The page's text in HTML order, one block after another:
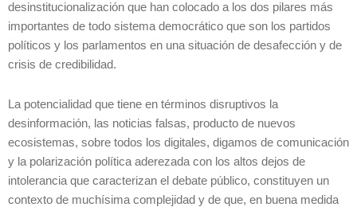
desinstitucionalización que han colocado a los dos pilares más
importantes de todo sistema democrático que son los partidos
políticos y los parlamentos en una situación de desafección y de
crisis de credibilidad.
La potencialidad que tiene en términos disruptivos la
desinformación, las noticias falsas, producto de nuevos
ecosistemas, sobre todos los digitales, digamos de comunicación
y la polarización política aderezada con los altos dejos de
intolerancia que caracterizan el debate público, constituyen un
contexto de muchísima complejidad y de que, en buena medida